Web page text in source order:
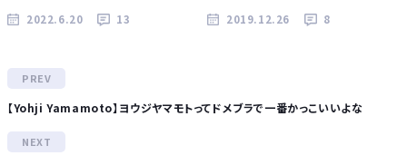
2022.6.20 13 2019.12.26 8
【Yohji Yamamoto】ヨウジヤマモトってドメブラで一番かっこいいよな